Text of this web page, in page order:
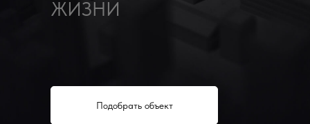
ЖИЗНИ
Подобрать объект